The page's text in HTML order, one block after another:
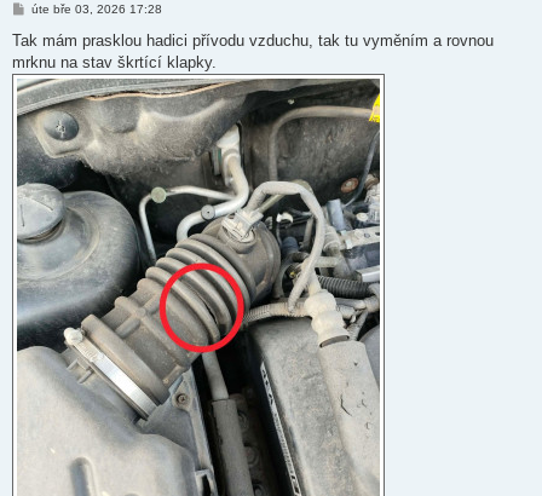
P
í
p
ě
v
e
k
úte bře 03, 2026 17:28
Tak mám prasklou hadici přívodu vzduchu, tak tu vyměním a rovnou
mrknu na stav škrtící klapky.